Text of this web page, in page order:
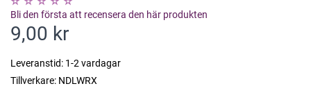
Bli den första att recensera den här produkten
9,00 kr
Leveranstid: 1-2 vardagar
Tillverkare: NDLWRX